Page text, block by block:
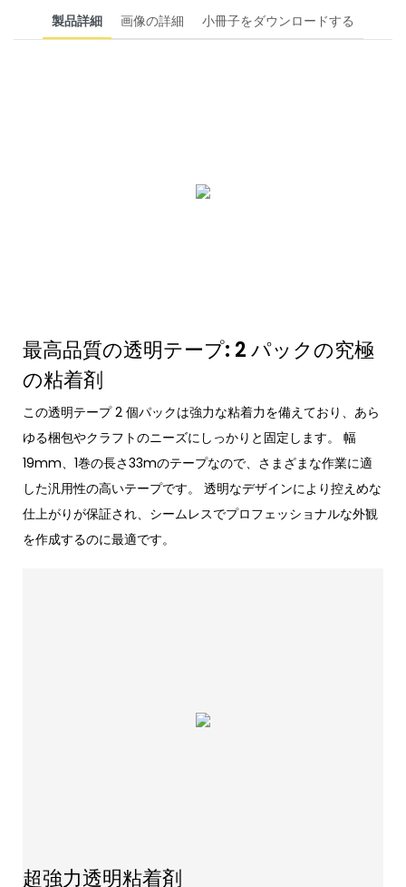
製品詳細 画像の詳細 小冊子をダウンロードする
最高品質の透明テープ: 2 パックの究極
の粘着剤
この透明テープ 2 個パックは強力な粘着力を備えており、あら
ゆる梱包やクラフトのニーズにしっかりと固定します。 幅
19mm、1巻の長さ33mのテープなので、さまざまな作業に適
した汎用性の高いテープです。 透明なデザインにより控えめな
仕上がりが保証され、シームレスでプロフェッショナルな外観
を作成するのに最適です。
超強力透明粘着剤